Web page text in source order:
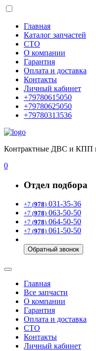
Главная
Каталог запчастей
СТО
О компании
Гарантия
Оплата и доставка
Контакты
Личный кабинет
+79780615050
+79780625050
+79780313536
Контрактные ДВС и
0
Отдел подбора
+7 (978) 031-35-36
+7 (978) 063-50-50
+7 (978) 064-50-50
+7 (978) 061-50-50
Обратный звонок
Главная
Все запчасти
О компании
Гарантия
Оплата и доставка
СТО
Контакты
Личный кабинет